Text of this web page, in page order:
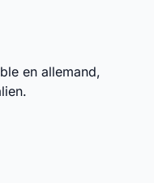
en allemand,